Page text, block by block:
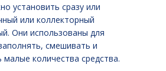
установить сразу или
или коллекторный
Они использованы для
смешивать и
малые количества средства.